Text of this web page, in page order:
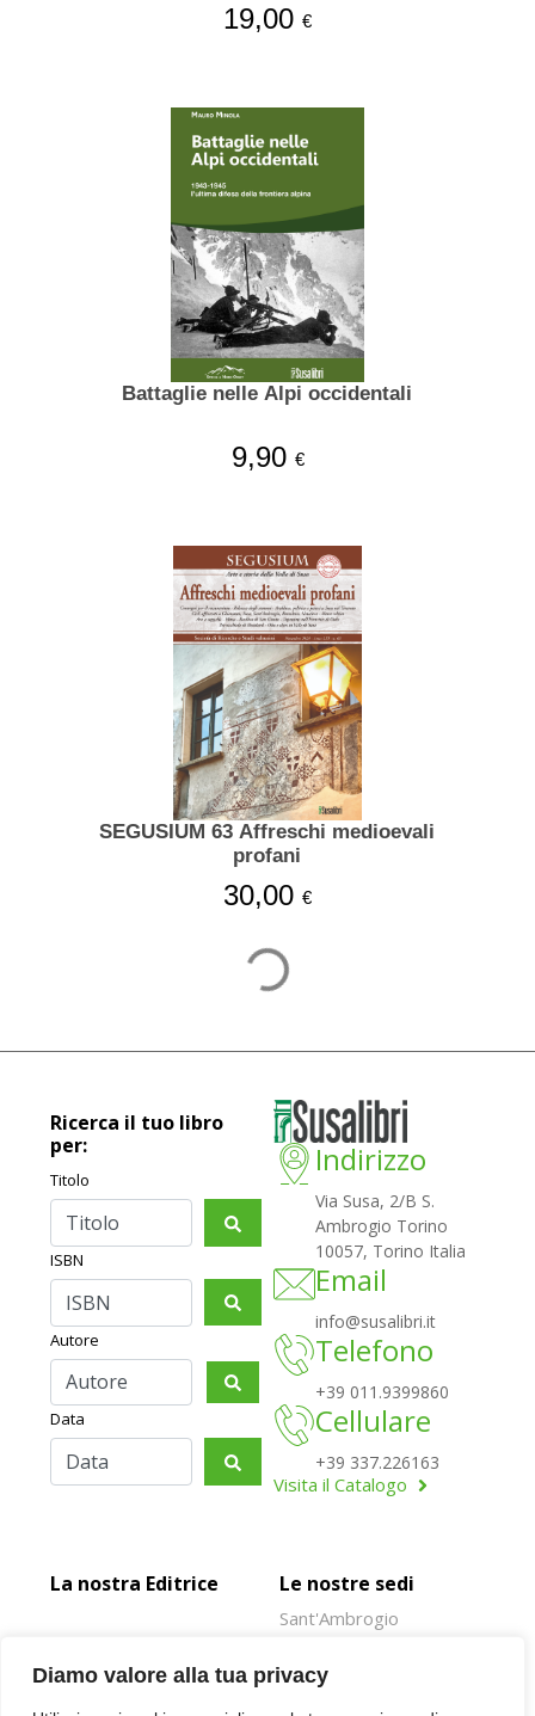
Diamo valore alla tua privacy
19,00 €
Battaglie nelle Alpi occidentali
9,90 €
SEGUSIUM 63 Affreschi medioevali
profani
30,00 €
Maschera di Ferro
9,90€
Piemonte… i suoi castelli